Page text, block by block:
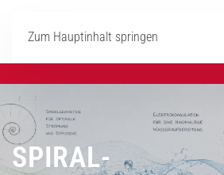
Zum Hauptinhalt springen
SPIRAL-